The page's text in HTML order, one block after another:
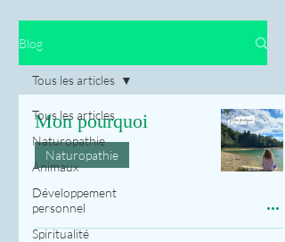
Blog
Tous les articles
Naturopathie
Animaux
Développement
personnel
Spiritualité
Tous les articles
Mon pourquoi
Naturopathie